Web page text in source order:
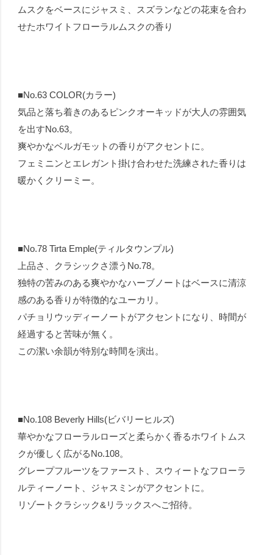
ムスクをベースにジャスミ、スズランなどの花束を合わ
せたホワイトフローラルムスクの香り
■No.63 COLOR(カラー)
気品と落ち着きのあるピンクオーキッドが大人の雰囲気
を出すNo.63。
爽やかなベルガモットの香りがアクセントに。
フェミニンとエレガント掛け合わせた洗練された香りは
暖かくクリーミー。
■No.78 Tirta Emple(ティルタウンプル)
上品さ、クラシックさ漂うNo.78。
独特の苦みのある爽やかなハーブノートはベースに清涼
感のある香りが特徴的なユーカリ。
パチョリウッディーノートがアクセントになり、時間が
経過すると苦味が無く。
この潔い余韻が特別な時間を演出。
■No.108 Beverly Hills(ビバリーヒルズ)
華やかなフローラルローズと柔らかく香るホワイトムス
クが優しく広がるNo.108。
グレープフルーツをファースト、スウィートなフローラ
ルティーノート、ジャスミンがアクセントに。
リゾートクラシック&リラックスへご招待。